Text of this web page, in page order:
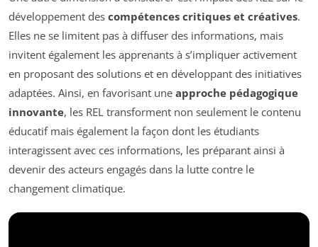
développement des compétences critiques et créatives.
Elles ne se limitent pas à diffuser des informations, mais
invitent également les apprenants à s’impliquer activement
en proposant des solutions et en développant des initiatives
adaptées. Ainsi, en favorisant une approche pédagogique
innovante, les REL transforment non seulement le contenu
éducatif mais également la façon dont les étudiants
interagissent avec ces informations, les préparant ainsi à
devenir des acteurs engagés dans la lutte contre le
changement climatique.